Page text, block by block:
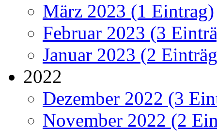
März 2023 (1 Eintrag)
Februar 2023 (3
Januar 2023 (2
2022
Dezember 2022 (3
November 2022 (2